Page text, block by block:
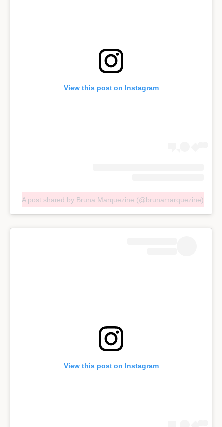
View this post on Instagram
A post shared by Bruna Marquezine (@brunamarquezine)
View this post on Instagram